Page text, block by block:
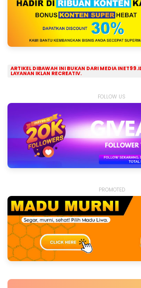
ARTIKEL DIBAWAH INI BUKAN DARI MEDIA
LAYANAN IKLAN RECREATIV.
FOLLOW US
PROMOTED